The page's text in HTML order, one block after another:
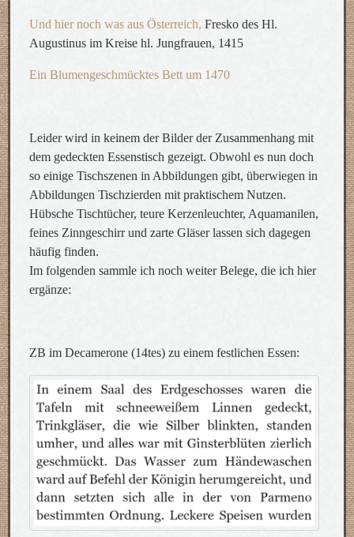
Und hier noch was aus Österreich, Fresko des Hl.
Augustinus im Kreise hl. Jungfrauen, 1415
Ein Blumengeschmücktes Bett um 1470
Leider wird in keinem der Bilder der Zusammenhang mit
dem gedeckten Essenstisch gezeigt. Obwohl es nun doch
so einige Tischszenen in Abbildungen gibt, überwiegen in
Abbildungen Tischzierden mit praktischem Nutzen.
Hübsche Tischtücher, teure Kerzenleuchter, Aquamanilen,
feines Zinngeschirr und zarte Gläser lassen sich dagegen
häufig finden.
Im folgenden sammle ich noch weiter Belege, die ich hier
ergänze:
ZB im Decamerone (14tes) zu einem festlichen Essen: